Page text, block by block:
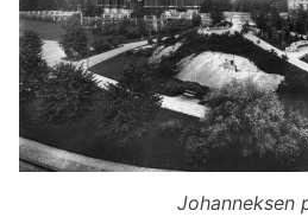
Johanneksen